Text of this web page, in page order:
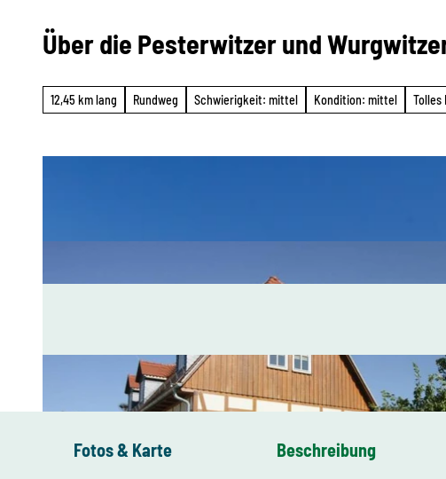
Über die Pesterwitzer und
12,45 km lang Rundweg Schwierigkeit: mittel Kondition: mittel Tolles
Fotos & Karte Beschreibung